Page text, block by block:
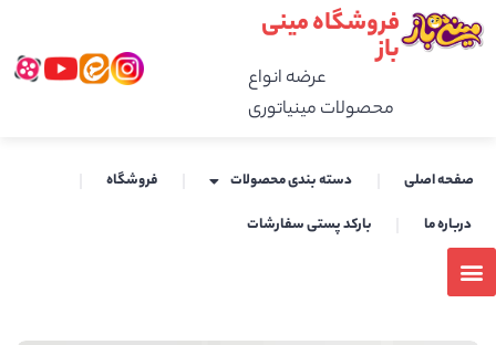
فروشگاه مینی
باز
عرضه انواع
محصولات مینیاتوری
صفحه اصلی دسته بندی محصولات
فروشگاه
درباره ما
بارکد پستی سفارشات